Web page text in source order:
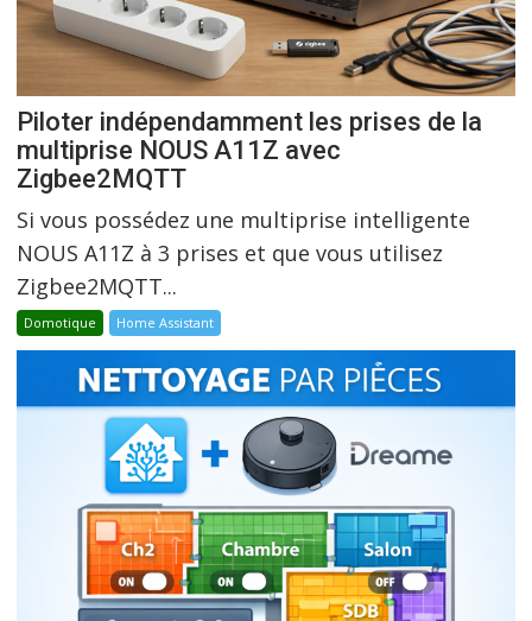
Piloter indépendamment les prises de la
multiprise NOUS A11Z avec
Zigbee2MQTT
Si vous possédez une multiprise intelligente
NOUS A11Z à 3 prises et que vous utilisez
Zigbee2MQTT...
Domotique Home Assistant